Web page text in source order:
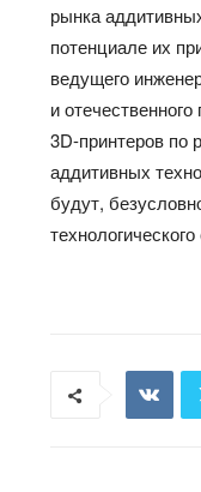
рынка
потенциале их
ведущего
и
3D-принтеров по
аддитивных
будут,